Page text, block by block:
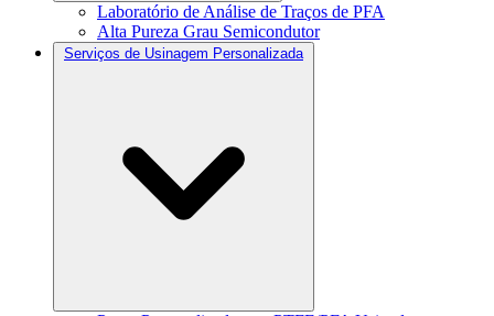
Laboratório de Análise de Traços de PFA
Alta Pureza Grau Semicondutor
Serviços de Usinagem Personalizada